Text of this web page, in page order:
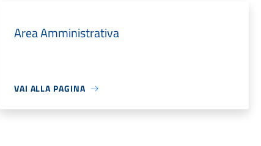
Area Amministrativa
VAI ALLA PAGINA